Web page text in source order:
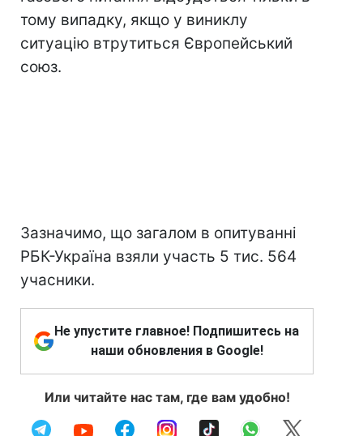
тому випадку, якщо у виниклу
ситуацію втрутиться Європейський
союз.
Зазначимо, що загалом в опитуванні
РБК-Україна взяли участь 5 тис. 564
учасники.
Не упустите главное! Подпишитесь на
наши обновления в Google!
Или читайте нас там, где вам удобно!